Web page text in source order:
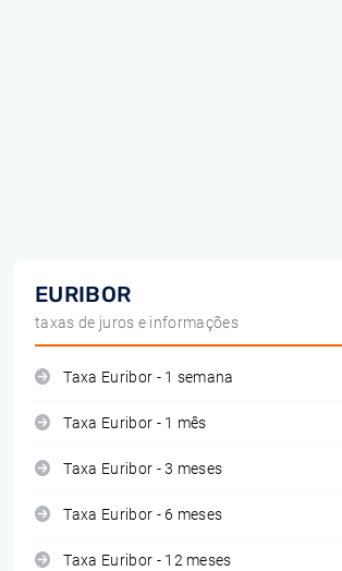
EURIBOR
taxas de juros e informações
Taxa Euribor - 1 semana
Taxa Euribor - 1 mês
Taxa Euribor - 3 meses
Taxa Euribor - 6 meses
Taxa Euribor - 12 meses